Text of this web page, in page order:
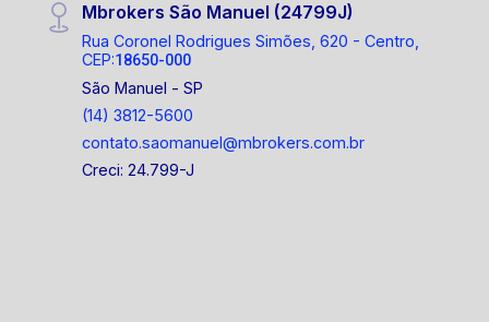
Mbrokers São Manuel (24799J)
Rua Coronel Rodrigues Simões, 620 - Centro,
CEP:18650-000
São Manuel - SP
(14) 3812-5600
contato.saomanuel@mbrokers.com.br
Creci: 24.799-J